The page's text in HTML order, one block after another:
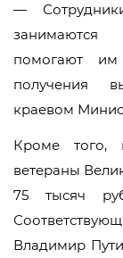
—
помогают
получения
краевом
Кроме того,
ветераны
75 тысяч
Владимир